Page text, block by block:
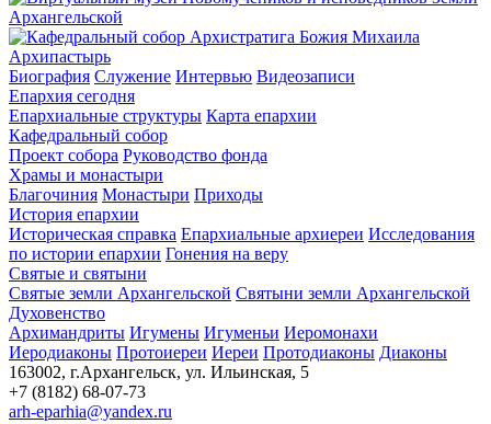
Архипастырь
Биография Служение Интервью Видеозаписи
Епархия сегодня
Епархиальные структуры Карта епархии
Кафедральный собор
Проект собора Руководство фонда
Храмы и монастыри
Благочиния Монастыри Приходы
История епархии
Историческая справка Епархиальные архиереи Исследования
по истории епархии Гонения на веру
Святые и святыни
Святые земли Архангельской Святыни земли Архангельской
Духовенство
Архимандриты Игумены Игуменьи Иеромонахи
Иеродиаконы Протоиереи Иереи Протодиаконы Диаконы
163002, г.Архангельск, ул. Ильинская, 5
+7 (8182) 68-07-73
arh-eparhia@yandex.ru